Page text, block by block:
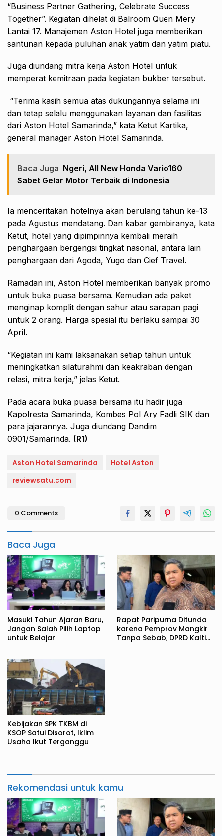
“Business Partner Gathering, Celebrate Success
Together”. Kegiatan dihelat di Balroom Quen Mery
Lantai 17. Manajemen Aston Hotel juga memberikan
santunan kepada puluhan anak yatim dan yatim piatu.
Juga diundang mitra kerja Aston Hotel untuk
memperat kemitraan pada kegiatan bukber tersebut.
“Terima kasih semua atas dukungannya selama ini
dan tetap selalu menggunakan layanan dan fasilitas
dari Aston Hotel Samarinda,” kata Ketut Kartika,
general manager Aston Hotel Samarinda.
Baca Juga Ngeri, All New Honda Vario160
Sabet Gelar Motor Terbaik di Indonesia
Ia menceritakan hotelnya akan berulang tahun ke-13
pada Agustus mendatang. Dan kabar gembiranya, kata
Ketut, hotel yang dipimpinnya kembali meraih
penghargaan bergengsi tingkat nasonal, antara lain
penghargaan dari Agoda, Yugo dan Cief Travel.
Ramadan ini, Aston Hotel memberikan banyak promo
untuk buka puasa bersama. Kemudian ada paket
menginap komplit dengan sahur atau sarapan pagi
untuk 2 orang. Harga spesial itu berlaku sampai 30
April.
“Kegiatan ini kami laksanakan setiap tahun untuk
meningkatkan silaturahmi dan keakraban dengan
relasi, mitra kerja,” jelas Ketut.
Pada acara buka puasa bersama itu hadir juga
Kapolresta Samarinda, Kombes Pol Ary Fadli SIK dan
para jajarannya. Juga diundang Dandim
0901/Samarinda. (R1)
Aston Hotel Samarinda
Hotel Aston
reviewsatu.com
0 Comments
Baca Juga
Masuki Tahun Ajaran Baru,
Jangan Salah Pilih Laptop
untuk Belajar
Rapat Paripurna Ditunda
karena Pemprov Mangkir
Tanpa Sebab, DPRD Kaltim
Kebijakan SPK TKBM di
KSOP Satui Disorot, Iklim
Usaha Ikut Terganggu
Rekomendasi untuk kamu